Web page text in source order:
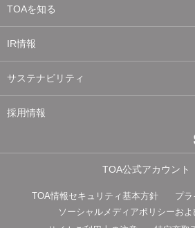
TOAを知る
IR情報
サステナビリティ
採用情報
TOA公式アカウント
TOA情報セキュリティ基本方針
プ
ソーシャルメディアポリシーお